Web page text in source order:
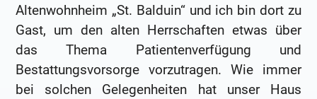
Altenwohnheim „St. Balduin“ und ich bin dort zu
Gast, um den alten Herrschaften etwas über
das Thema Patientenverfügung und
Bestattungsvorsorge vorzutragen. Wie immer
bei solchen Gelegenheiten hat unser Haus